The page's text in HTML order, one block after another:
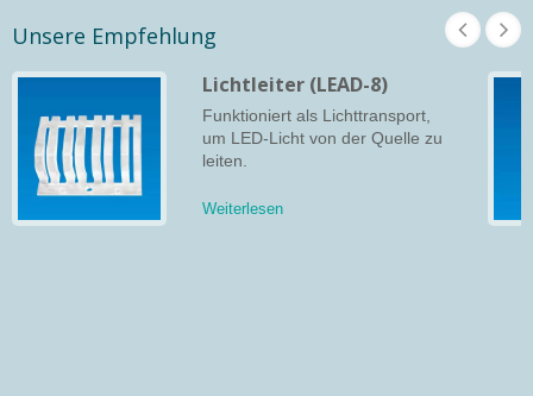
Unsere Empfehlung
Lichtleiter (LEAD-8)
Funktioniert als Lichttransport,
um LED-Licht von der Quelle zu
leiten.
Weiterlesen